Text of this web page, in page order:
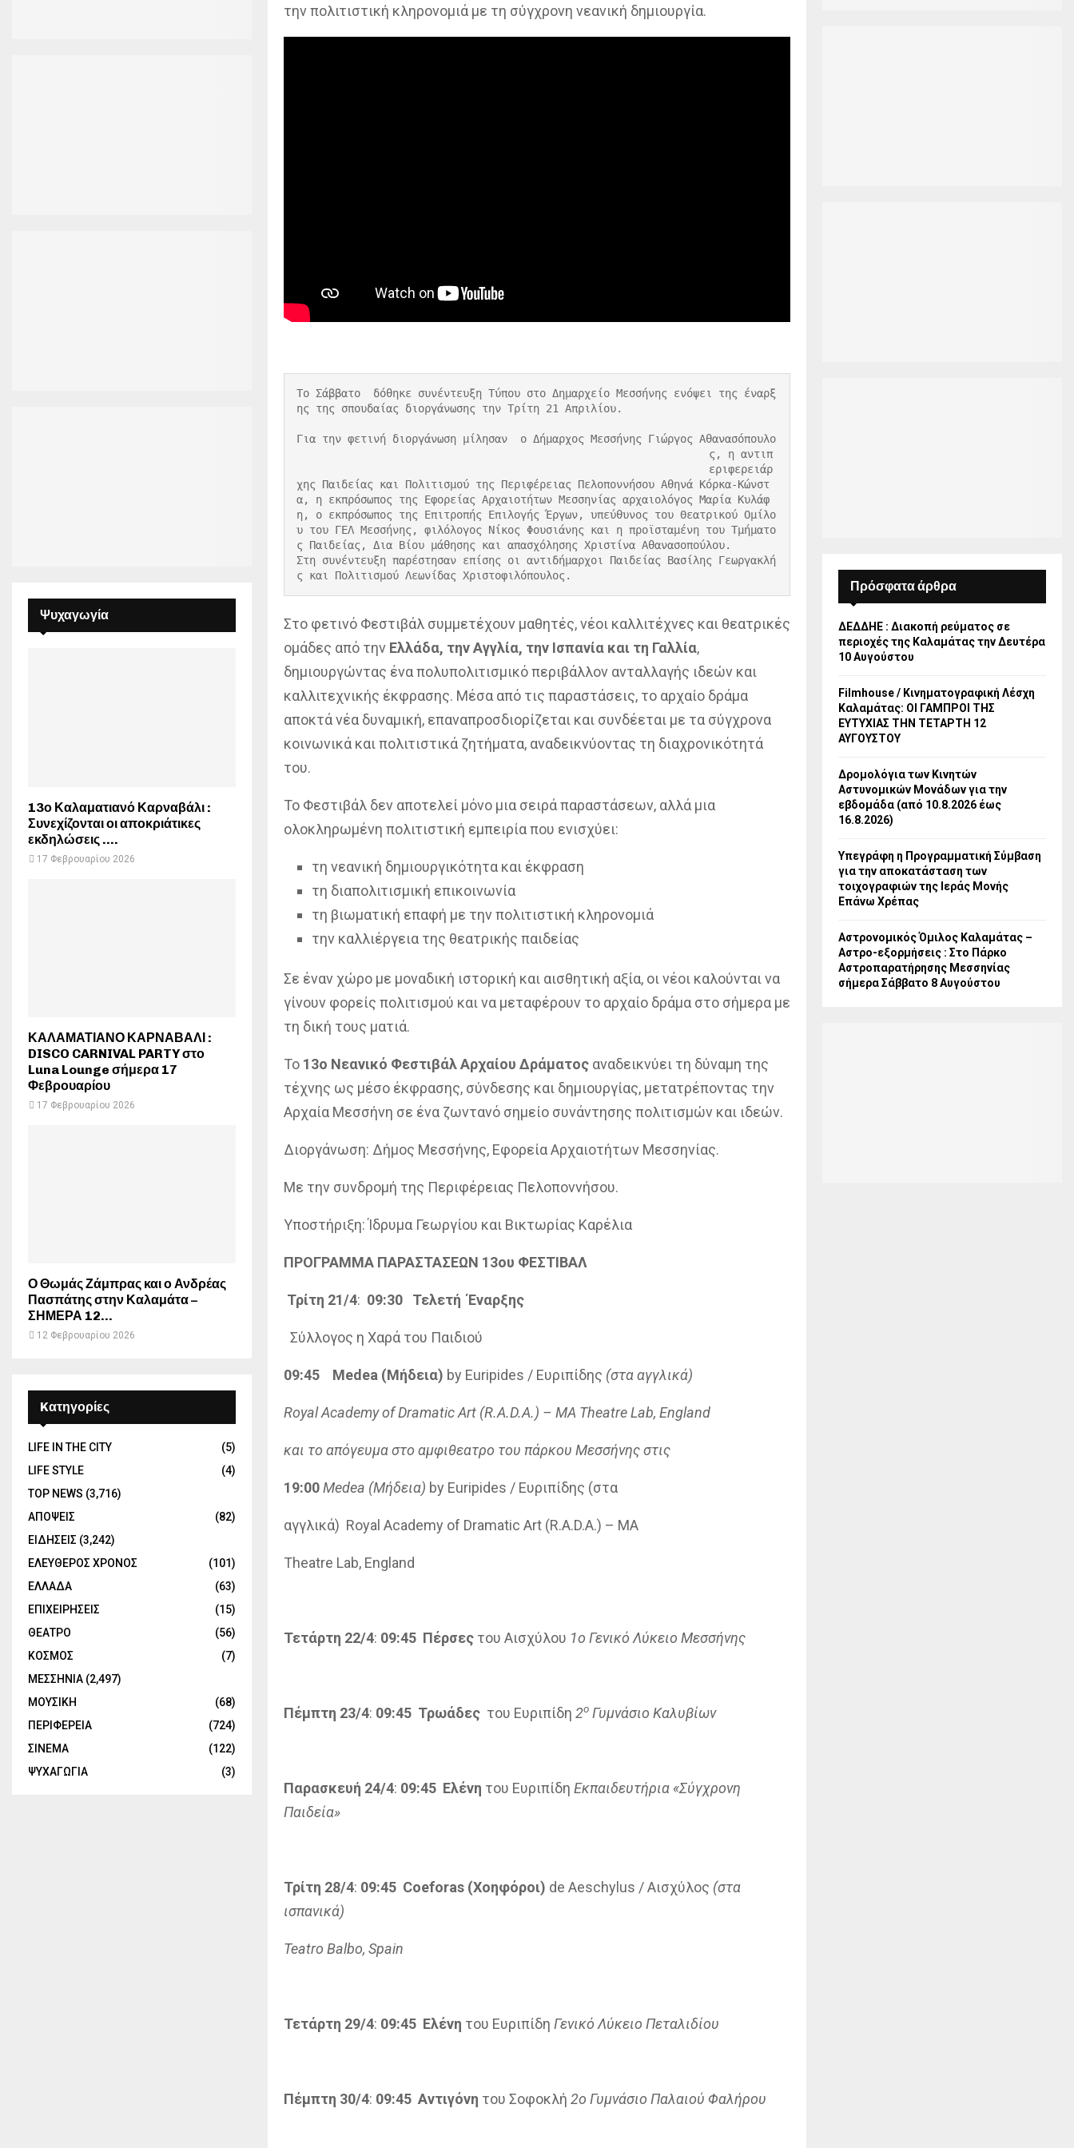
την πολιτιστική κληρονομιά με τη σύγχρονη νεανική δημιουργία.
Το Σάββατο  δόθηκε συνέντευξη Τύπου στο Δημαρχείο Μεσσήνης ενόψει της έναρξ
ης της σπουδαίας διοργάνωσης την Τρίτη 21 Απριλίου.
Για την φετινή διοργάνωση μίλησαν
ο Δήμαρχος Μεσσήνης Γιώργος Αθανασόπουλο
ς, η αντιπ
εριφερειάρ
χης Παιδείας και Πολιτισμού της Περιφέρειας Πελοποννήσου Αθηνά Κόρκα-Κώνστ
α, η εκπρόσωπος της Εφορείας Αρχαιοτήτων Μεσσηνίας αρχαιολόγος Μαρία Κυλάφ
η, ο εκπρόσωπος της Επιτροπής Επιλογής Έργων, υπεύθυνος του Θεατρικού Ομίλο
υ του ΓΕΛ Μεσσήνης, φιλόλογος Νίκος Φουσιάνης και η προϊσταμένη του Τμήματο
ς Παιδείας, Δια Βίου μάθησης και απασχόλησης Χριστίνα Αθανασοπούλου.
Στη συνέντευξη παρέστησαν επίσης οι αντιδήμαρχοι Παιδείας Βασίλης Γεωργακλή
ς και Πολιτισμού Λεωνίδας Χριστοφιλόπουλος.
Στο φετινό Φεστιβάλ συμμετέχουν μαθητές, νέοι καλλιτέχνες και θεατρικές
ομάδες από την Ελλάδα, την Αγγλία, την Ισπανία και τη Γαλλία,
δημιουργώντας ένα πολυπολιτισμικό περιβάλλον ανταλλαγής ιδεών και
καλλιτεχνικής έκφρασης. Μέσα από τις παραστάσεις, το αρχαίο δράμα
αποκτά νέα δυναμική, επαναπροσδιορίζεται και συνδέεται με τα σύγχρονα
κοινωνικά και πολιτιστικά ζητήματα, αναδεικνύοντας τη διαχρονικότητά
του.
Το Φεστιβάλ δεν αποτελεί μόνο μια σειρά παραστάσεων, αλλά μια
ολοκληρωμένη πολιτιστική εμπειρία που ενισχύει:
τη νεανική δημιουργικότητα και έκφραση
τη διαπολιτισμική επικοινωνία
τη βιωματική επαφή με την πολιτιστική κληρονομιά
την καλλιέργεια της θεατρικής παιδείας
Σε έναν χώρο με μοναδική ιστορική και αισθητική αξία, οι νέοι καλούνται να
γίνουν φορείς πολιτισμού και να μεταφέρουν το αρχαίο δράμα στο σήμερα με
τη δική τους ματιά.
Το 13ο Νεανικό Φεστιβάλ Αρχαίου Δράματος αναδεικνύει τη δύναμη της
τέχνης ως μέσο έκφρασης, σύνδεσης και δημιουργίας, μετατρέποντας την
Αρχαία Μεσσήνη σε ένα ζωντανό σημείο συνάντησης πολιτισμών και ιδεών.
Διοργάνωση: Δήμος Μεσσήνης, Εφορεία Αρχαιοτήτων Μεσσηνίας.
Με την συνδρομή της Περιφέρειας Πελοποννήσου.
Υποστήριξη: Ίδρυμα Γεωργίου και Βικτωρίας Καρέλια
ΠΡΟΓΡΑΜΜΑ ΠΑΡΑΣΤΑΣΕΩΝ 13ου ΦΕΣΤΙΒΑΛ
Τρίτη 21/4: 09:30 Τελετή Έναρξης
Σύλλογος η Χαρά του Παιδιού
09:45 Medea (Μήδεια) by Euripides / Ευριπίδης (στα αγγλικά)
Royal Academy of Dramatic Art (R.A.D.A.) – MA Theatre Lab, England
και το απόγευμα στο αμφιθεατρο του πάρκου Μεσσήνης στις
19:00Medea (Μήδεια) by Euripides / Ευριπίδης (στα
αγγλικά) Royal Academy of Dramatic Art (R.A.D.A.) – MA
Theatre Lab, England
Τετάρτη 22/4: 09:45 Πέρσες του Αισχύλου 1ο Γενικό Λύκειο Μεσσήνης
Πέμπτη 23/4: 09:45 Τρωάδες του Ευριπίδη 2ο Γυμνάσιο Καλυβίων
Παρασκευή 24/4: 09:45 Ελένη του Ευριπίδη Εκπαιδευτήρια «Σύγχρονη
Παιδεία»
Τρίτη 28/4: 09:45 Coeforas (Χοηφόροι) de Aeschylus / Αισχύλος (στα
ισπανικά)
Teatro Balbo, Spain
Τετάρτη 29/4: 09:45 Ελένη του Ευριπίδη Γενικό Λύκειο Πεταλιδίου
Πέμπτη 30/4: 09:45 Αντιγόνη του Σοφοκλή 2ο Γυμνάσιο Παλαιού Φαλήρου
Ψυχαγωγία
13ο Καλαματιανό Καρναβάλι :
Συνεχίζονται οι αποκριάτικες
εκδηλώσεις ….
17 Φεβρουαρίου 2026
ΚΑΛΑΜΑΤΙΑΝΟ ΚΑΡΝΑΒΑΛΙ :
DISCO CARNIVAL PARTY στο
Luna Lounge σήμερα 17
Φεβρουαρίου
17 Φεβρουαρίου 2026
Ο Θωμάς Ζάμπρας και ο Ανδρέας
Πασπάτης στην Καλαμάτα –
ΣΗΜΕΡΑ 12...
12 Φεβρουαρίου 2026
Kατηγορίες
LIFE IN THE CITY
(5)
LIFE STYLE
(4)
TOP NEWS (3,716)
ΑΠΟΨΕΙΣ
(82)
ΕΙΔΗΣΕΙΣ (3,242)
ΕΛΕΥΘΕΡΟΣ ΧΡΟΝΟΣ
(101)
ΕΛΛΑΔΑ
(63)
ΕΠΙΧΕΙΡΗΣΕΙΣ
(15)
ΘΕΑΤΡΟ
(56)
ΚΟΣΜΟΣ
(7)
ΜΕΣΣΗΝΙΑ (2,497)
ΜΟΥΣΙΚΗ
(68)
ΠΕΡΙΦΕΡΕΙΑ
(724)
ΣΙΝΕΜΑ
(122)
ΨΥΧΑΓΩΓΙΑ
(3)
Πρόσφατα άρθρα
ΔΕΔΔΗΕ : Διακοπή ρεύματος σε
περιοχές της Καλαμάτας την Δευτέρα
10 Αυγούστου
Filmhouse / Κινηματογραφική Λέσχη
Καλαμάτας: ΟΙ ΓΑΜΠΡΟΙ ΤΗΣ
ΕΥΤΥΧΙΑΣ ΤΗΝ ΤΕΤΑΡΤΗ 12
ΑΥΓΟΥΣΤΟΥ
Δρομολόγια των Κινητών
Αστυνομικών Μονάδων για την
εβδομάδα (από 10.8.2026 έως
16.8.2026)
Υπεγράφη η Προγραμματική Σύμβαση
για την αποκατάσταση των
τοιχογραφιών της Ιεράς Μονής
Επάνω Χρέπας
Αστρονομικός Όμιλος Καλαμάτας –
Αστρο-εξορμήσεις : Στο Πάρκο
Αστροπαρατήρησης Μεσσηνίας
σήμερα Σάββατο 8 Αυγούστου